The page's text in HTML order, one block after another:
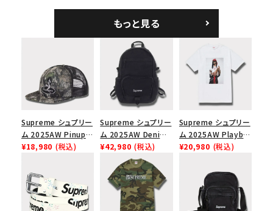
シックロゴ 6パネルキ
ャップ ブラック
もっと見る
Supreme シュプリー
ム 2025AW Pinup
Mesh Back 5-Panel
ュバック 5パネルキャ
ップ トゥルーティン
バーHTC フォールカ
¥18,980 (税込)
Supreme シュプリー
ム 2025AW Denim
Backpack デニム バ
ックパック ブラック
¥42,980 (税込)
Supreme シュプリー
ム 2025AW Playboi
Carti Tee プレイボ
¥20,980 (税込)